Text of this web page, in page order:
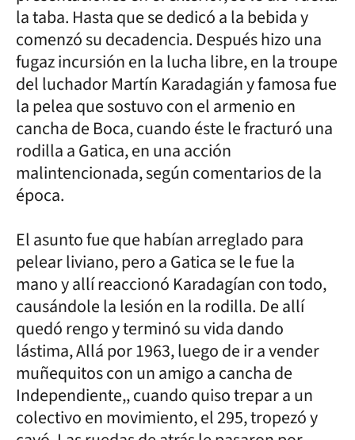
la taba. Hasta que se dedicó a la bebida y
comenzó su decadencia. Después hizo una
fugaz incursión en la lucha libre, en la troupe
del luchador Martín Karadagián y famosa fue
la pelea que sostuvo con el armenio en
cancha de Boca, cuando éste le fracturó una
rodilla a Gatica, en una acción
malintencionada, según comentarios de la
época.
El asunto fue que habían arreglado para
pelear liviano, pero a Gatica se le fue la
mano y allí reaccionó Karadagían con todo,
causándole la lesión en la rodilla. De allí
quedó rengo y terminó su vida dando
lástima, Allá por 1963, luego de ir a vender
muñequitos con un amigo a cancha de
Independiente,, cuando quiso trepar a un
colectivo en movimiento, el 295, tropezó y